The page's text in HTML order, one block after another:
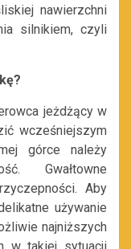
nawierzchni
silnikiem, czyli
jeżdżący w
wcześniejszym
górce należy
Gwałtowne
Aby
używanie
najniższych